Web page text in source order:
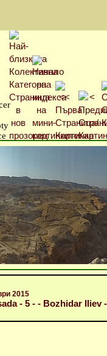
2015
- 5 - - Bozhidar Iliev